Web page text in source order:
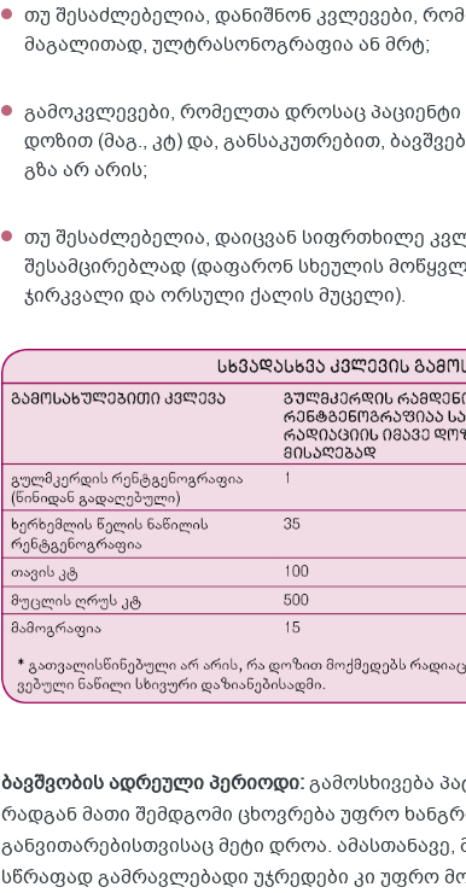
თუ შესაძლებელია, დანიშნონ კვლევები,
მაგალითად, ულტრასონოგრაფია ან მრტ;
გამოკვლევები, რომელთა დროსაც პაციენტი
დოზით (მაგ., კტ) და, განსაკუთრებით,
გზა არ არის;
თუ შესაძლებელია, დაიცვან სიფრთხილე
შესამცირებლად (დაფარონ სხეულის
ჯირკვალი და ორსული ქალის მუცელი).
ბავშვობის ადრეული პერიოდი:გამოსხივება
რადგან მათი შემდგომი ცხოვრება უფრო
განვითარებისთვისაც მეტი დროა.
სწრაფად გამრავლებადი უჯრედები კი უფრო